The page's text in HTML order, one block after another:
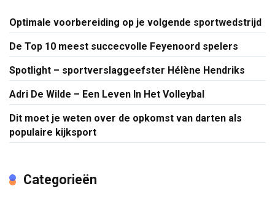
Optimale voorbereiding op je volgende sportwedstrijd
De Top 10 meest succecvolle Feyenoord spelers
Spotlight – sportverslaggeefster Hélène Hendriks
Adri De Wilde – Een Leven In Het Volleybal
Dit moet je weten over de opkomst van darten als
populaire kijksport
Categorieën